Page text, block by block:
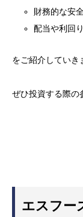
財務的な安
配当や利回
をご紹介していき
ぜひ投資する際の
エスフー